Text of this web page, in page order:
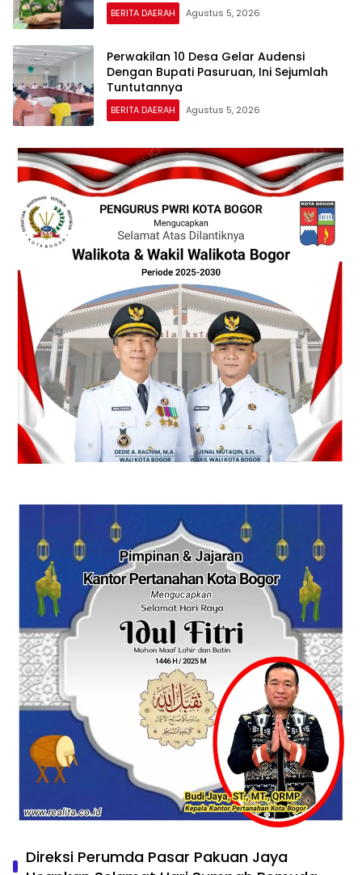
BERITA DAERAH Agustus 5, 2026
Perwakilan 10 Desa Gelar Audensi
Dengan Bupati Pasuruan, Ini Sejumlah
Tuntutannya
BERITA DAERAH Agustus 5, 2026
Direksi Perumda Pasar Pakuan Jaya